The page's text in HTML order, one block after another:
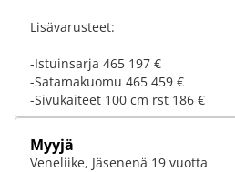
Lisävarusteet:
-Istuinsarja 465 197 €
-Satamakuomu 465 459 €
-Sivukaiteet 100 cm rst 186 €
Myyjä
Veneliike, Jäsenenä 19 vuotta